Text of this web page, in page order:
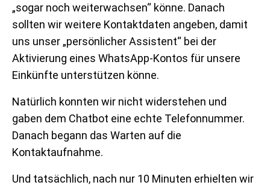
„sogar noch weiterwachsen“ könne. Danach
sollten wir weitere Kontaktdaten angeben, damit
uns unser „persönlicher Assistent“ bei der
Aktivierung eines WhatsApp-Kontos für unsere
Einkünfte unterstützen könne.
Natürlich konnten wir nicht widerstehen und
gaben dem Chatbot eine echte Telefonnummer.
Danach begann das Warten auf die
Kontaktaufnahme.
Und tatsächlich, nach nur 10 Minuten erhielten wir